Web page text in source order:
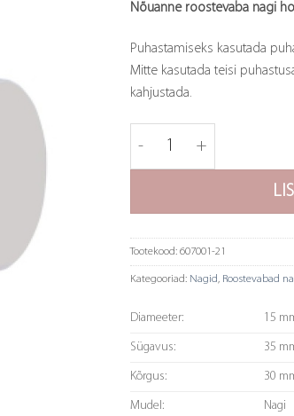
Nõuanne roostevaba nagi
Puhastamiseks kasutada
Mitte kasutada teisi
kahjustada.
Nagi CL 700 -
Tootekood: 607001-21
Kategooriad: Nagid, Roostevabad
Diameeter: 15
Sügavus: 35
Kõrgus: 30
Mudel: Nagi